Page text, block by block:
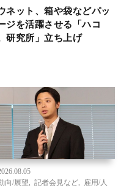
ネット、箱や袋などパッ
ジを活躍させる「ハコ
研究所」立ち上げ
向/展望
記者会見など
雇用/人